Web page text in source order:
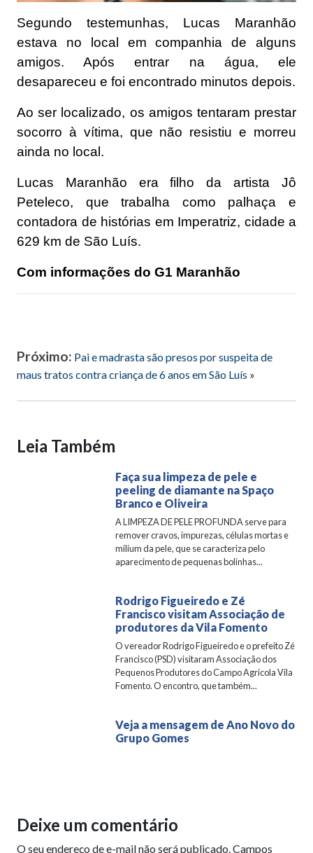
Segundo testemunhas, Lucas Maranhão
estava no local em companhia de alguns
amigos. Após entrar na água, ele
desapareceu e foi encontrado minutos depois.
Ao ser localizado, os amigos tentaram prestar
socorro à vítima, que não resistiu e morreu
ainda no local.
Lucas Maranhão era filho da artista Jô
Peteleco, que trabalha como palhaça e
contadora de histórias em Imperatriz, cidade a
629 km de São Luís.
Com informações do G1 Maranhão
Próximo: Pai e madrasta são presos por suspeita de
maus tratos contra criança de 6 anos em São Luís »
Leia Também
Faça sua limpeza de pele e
peeling de diamante na Spaço
Branco e Oliveira
A LIMPEZA DE PELE PROFUNDA serve para
remover cravos, impurezas, células mortas e
milium da pele, que se caracteriza pelo
aparecimento de pequenas bolinhas...
Rodrigo Figueiredo e Zé
Francisco visitam Associação de
produtores da Vila Fomento
O vereador Rodrigo Figueiredo e o prefeito Zé
Francisco (PSD) visitaram Associação dos
Pequenos Produtores do Campo Agrícola Vila
Fomento. O encontro, que também...
Veja a mensagem de Ano Novo do
Grupo Gomes
Deixe um comentário
O seu endereço de e-mail não será publicado.Campos